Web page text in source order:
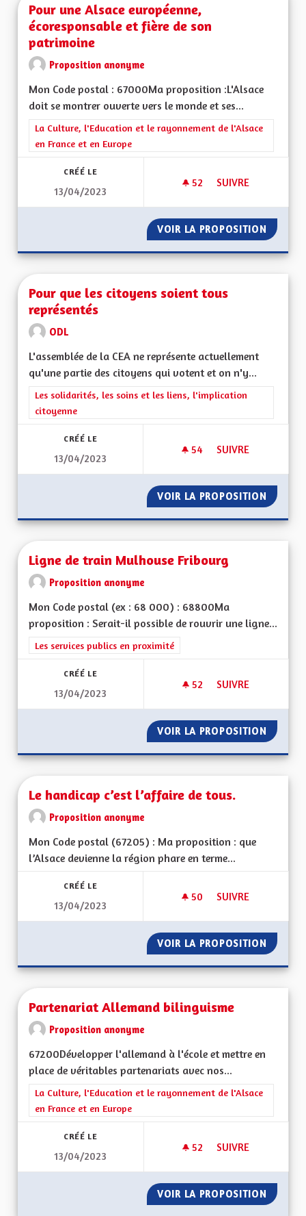
Pour une Alsace européenne,
écoresponsable et fière de son
patrimoine
Proposition anonyme
Mon Code postal : 67000Ma proposition :L'Alsace
doit se montrer ouverte vers le monde et ses...
Filtrer les résultats de la catégorie : La Culture, l'Education et
La Culture, l'Education et le rayonnement de l'Alsace
en France et en Europe
CRÉÉ LE
13/04/2023
52 52 ABONNÉS
SUIVRE
VOIR LA PROPOSITION POUR
Pour que les citoyens soient tous
représentés
ODL
L'assemblée de la CEA ne représente actuellement
qu'une partie des citoyens qui votent et on n'y...
Filtrer les résultats de la catégorie : Les solidarités, les soins
Les solidarités, les soins et les liens, l'implication
citoyenne
CRÉÉ LE
13/04/2023
54 54 ABONNÉS
SUIVRE
VOIR LA PROPOSITION POUR
Ligne de train Mulhouse Fribourg
Proposition anonyme
Mon Code postal (ex : 68 000) : 68800Ma
proposition : Serait-il possible de rouvrir une ligne...
Filtrer les résultats de la catégorie : Les services publics en
Les services publics en proximité
CRÉÉ LE
13/04/2023
52 52 ABONNÉS
SUIVRE
VOIR LA PROPOSITION LIGNE
Le handicap c’est l’affaire de tous.
Proposition anonyme
Mon Code postal (67205) : Ma proposition : que
l’Alsace devienne la région phare en terme...
CRÉÉ LE
13/04/2023
50 50 ABONNÉS
SUIVRE
VOIR LA PROPOSITION LE
Partenariat Allemand bilinguisme
Proposition anonyme
67200Développer l'allemand à l'école et mettre en
place de véritables partenariats avec nos...
Filtrer les résultats de la catégorie : La Culture, l'Education et
La Culture, l'Education et le rayonnement de l'Alsace
en France et en Europe
CRÉÉ LE
13/04/2023
52 52 ABONNÉS
SUIVRE
VOIR LA PROPOSITION